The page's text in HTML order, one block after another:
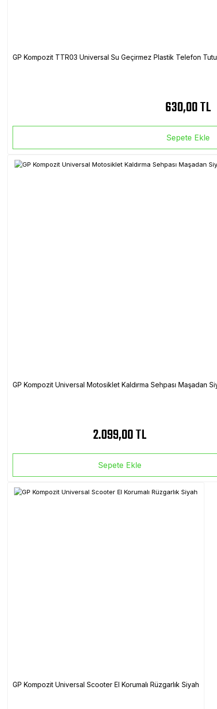
GP Kompozit TTR03 Universal Su Geçirmez Plastik Telefon
630,00 TL
Sepete Ekle
GP Kompozit Universal Motosiklet Kaldırma Sehpası Maşadan
2.099,00 TL
Sepete Ekle
GP Kompozit Universal Scooter El Korumalı Rüzgarlık Siyah